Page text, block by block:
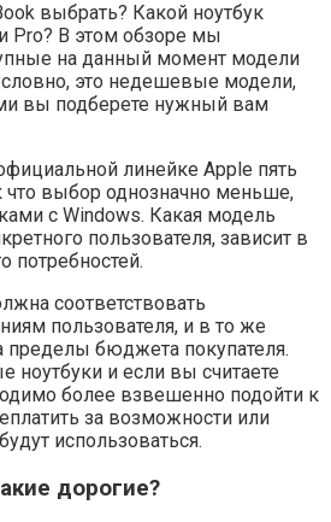
выбрать? Какой ноутбук
Pro? В этом обзоре мы
на данный момент модели
это недешевые модели,
вы подберете нужный вам
линейке Apple пять
что выбор однозначно меньше,
с Windows. Какая модель
пользователя, зависит в
потребностей.
соответствовать
пользователя, и в то же
пределы бюджета покупателя.
и если вы считаете
более взвешенно подойти к
за возможности или
использоваться.
дорогие?